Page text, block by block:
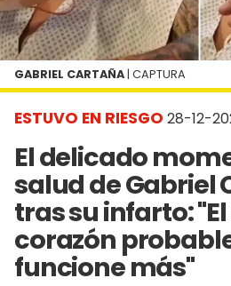
ESTUVO EN RIESGO 28-12-
El delicado
salud de Gabriel
tras su infarto:
corazón
funcione más"
GABRIEL CARTAÑA | CAPTURA